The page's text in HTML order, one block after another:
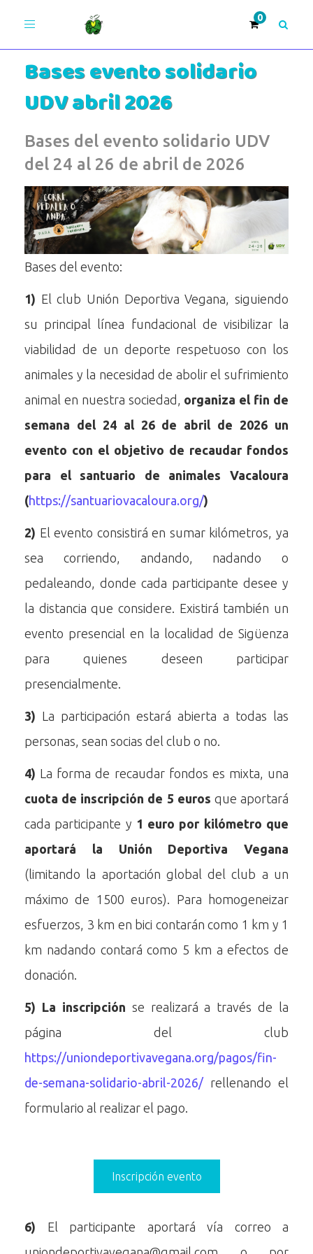
Toggle
Únete >
Bases evento solidario
UDV abril 2026
Bases del evento solidario UDV
del 24 al 26 de abril de 2026
Bases del evento:
1) El club Unión Deportiva Vegana, siguiendo
su principal línea fundacional de visibilizar la
viabilidad de un deporte respetuoso con los
animales y la necesidad de abolir el sufrimiento
animal en nuestra sociedad, organiza el fin de
semana del 24 al 26 de abril de 2026 un
evento con el objetivo de recaudar fondos
para el santuario de animales Vacaloura
(https://santuariovacaloura.org/)
2) El evento consistirá en sumar kilómetros, ya
sea corriendo, andando, nadando o
pedaleando, donde cada participante desee y
la distancia que considere. Existirá también un
evento presencial en la localidad de Sigüenza
para quienes deseen participar
presencialmente.
3) La participación estará abierta a todas las
personas, sean socias del club o no.
4) La forma de recaudar fondos es mixta, una
cuota de inscripción de 5 euros que aportará
cada participante y 1 euro por kilómetro que
aportará la Unión Deportiva Vegana
(limitando la aportación global del club a un
máximo de 1500 euros). Para homogeneizar
esfuerzos, 3 km en bici contarán como 1 km y 1
km nadando contará como 5 km a efectos de
donación.
5) La inscripción se realizará a través de la
página del club
https://uniondeportivavegana.org/pagos/fin-
de-semana-solidario-abril-2026/rellenando el
formulario al realizar el pago.
Inscripción evento
6) El participante aportará vía correo a